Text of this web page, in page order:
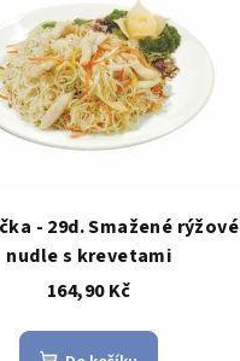
- 29d. Smažené rýžové
nudle s krevetami
164,90 Kč